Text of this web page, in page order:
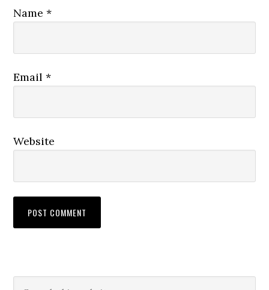
Name*
Email*
Website